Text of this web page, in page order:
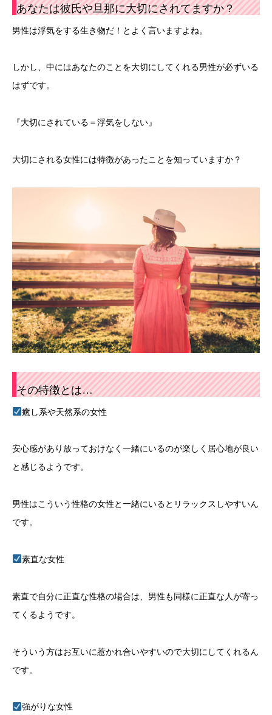
あなたは彼氏や旦那に大切にされてますか？
男性は浮気をする生き物だ！とよく言いますよね。
しかし、中にはあなたのことを大切にしてくれる男性が必ずいる
はずです。
『大切にされている＝浮気をしない』
大切にされる女性には特徴があったことを知っていますか？
その特徴とは…
癒し系や天然系の女性
安心感があり放っておけなく一緒にいるのが楽しく居心地が良い
と感じるようです。
男性はこういう性格の女性と一緒にいるとリラックスしやすいん
です。
素直な女性
素直で自分に正直な性格の場合は、男性も同様に正直な人が寄っ
てくるようです。
そういう方はお互いに惹かれ合いやすいので大切にしてくれるん
です。
強がりな女性